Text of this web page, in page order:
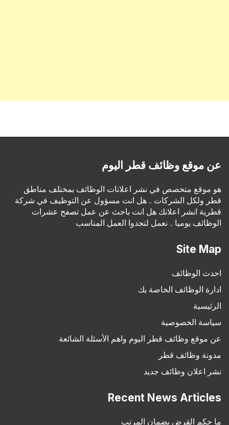
عن موقع وظائف قطر اليوم
هو موقع متخصص في نشر اعلانات الوظائف بمختلف مناطق
قطر ولكل الشركات .. هل انت مسؤول عن التوظيف في شركة
قطرية انشر اعلانك هل انت باحث عن عمل تصفح عشرات
الوظائف يوميا .. نعمل لتجدوا العمل المناسب
Site Map
احدث الوظائف
ادارة الوظائف الخاصة بك
الرئيسية
سياسة الخصوصية
عن موقع وظائف قطر اليوم واهم الأسئلة الشائعة
مدونة وظائف قطر
نشر اعلان وظائف جديد
Recent News Articles
ما حكم القرض بضمان المرتب